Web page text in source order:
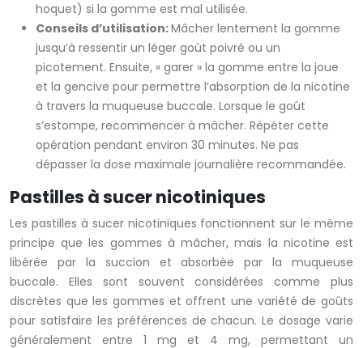
hoquet) si la gomme est mal utilisée.
Conseils d’utilisation:Mâcher lentement la gomme
jusqu’à ressentir un léger goût poivré ou un
picotement. Ensuite, « garer » la gomme entre la joue
et la gencive pour permettre l’absorption de la nicotine
à travers la muqueuse buccale. Lorsque le goût
s’estompe, recommencer à mâcher. Répéter cette
opération pendant environ 30 minutes. Ne pas
dépasser la dose maximale journalière recommandée.
Pastilles à sucer nicotiniques
Les pastilles à sucer nicotiniques fonctionnent sur le même
principe que les gommes à mâcher, mais la nicotine est
libérée par la succion et absorbée par la muqueuse
buccale. Elles sont souvent considérées comme plus
discrètes que les gommes et offrent une variété de goûts
pour satisfaire les préférences de chacun. Le dosage varie
généralement entre 1 mg et 4 mg, permettant un